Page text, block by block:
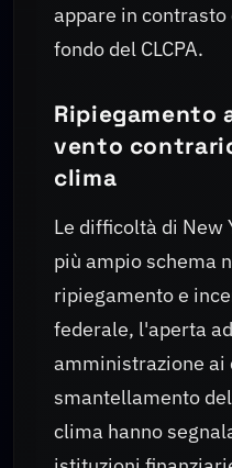
appare in
fondo del CLCPA.
Ripiegamento
vento
clima
Le difficoltà di New
più ampio schema
ripiegamento e
federale, l'aperta
amministrazione
smantellamento
clima hanno